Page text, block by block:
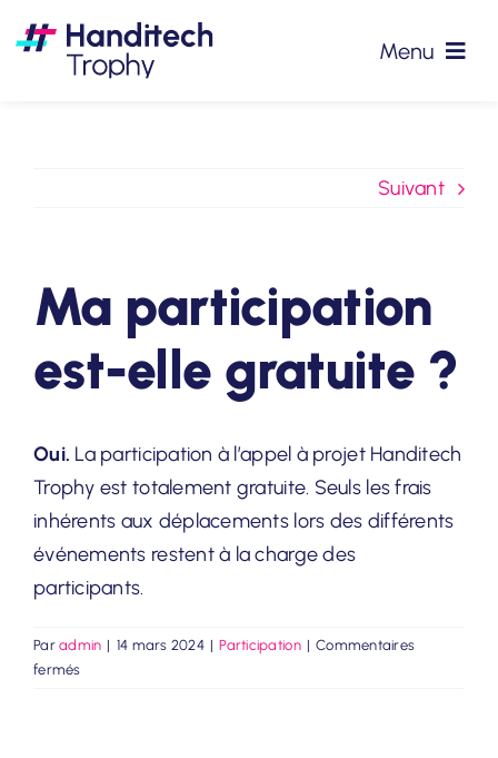
au
Menu
Contact
Suivant
Ma participation
est-elle gratuite ?
Oui. La participation à l’appel à projet Handitech
Trophy est totalement gratuite. Seuls les frais
inhérents aux déplacements lors des différents
événements restent à la charge des
participants.
Paradmin | 14 mars 2024 | Participation | Commentaires
ferméssur